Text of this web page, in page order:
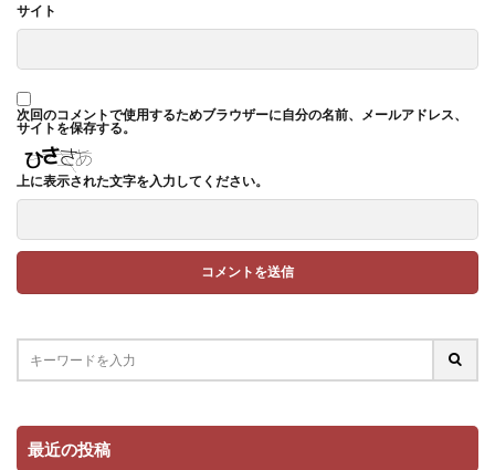
サイト
次回のコメントで使用するためブラウザーに自分の名前、メールアドレス、
サイトを保存する。
上に表示された文字を入力してください。
最近の投稿